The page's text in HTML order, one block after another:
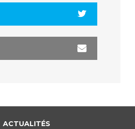
ACTUALITÉS